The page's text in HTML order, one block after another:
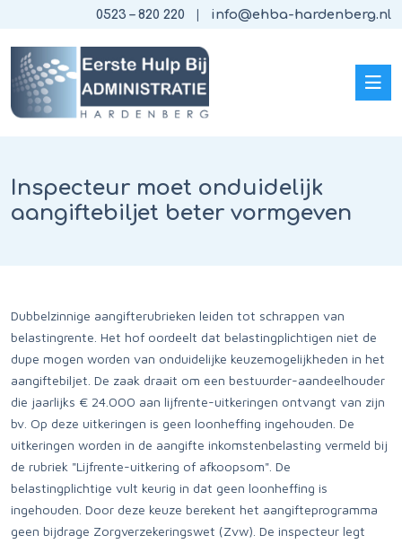
0523 – 820 220 info@ehba-hardenberg.nl
Inspecteur moet onduidelijk
aangiftebiljet beter vormgeven
Dubbelzinnige aangifterubrieken leiden tot schrappen van
belastingrente. Het hof oordeelt dat belastingplichtigen niet de
dupe mogen worden van onduidelijke keuzemogelijkheden in het
aangiftebiljet. De zaak draait om een bestuurder-aandeelhouder
die jaarlijks € 24.000 aan lijfrente-uitkeringen ontvangt van zijn
bv. Op deze uitkeringen is geen loonheffing ingehouden. De
uitkeringen worden in de aangifte inkomstenbelasting vermeld bij
de rubriek "Lijfrente-uitkering of afkoopsom". De
belastingplichtige vult keurig in dat geen loonheffing is
ingehouden. Door deze keuze berekent het aangifteprogramma
geen bijdrage Zorgverzekeringswet (Zvw). De inspecteur legt